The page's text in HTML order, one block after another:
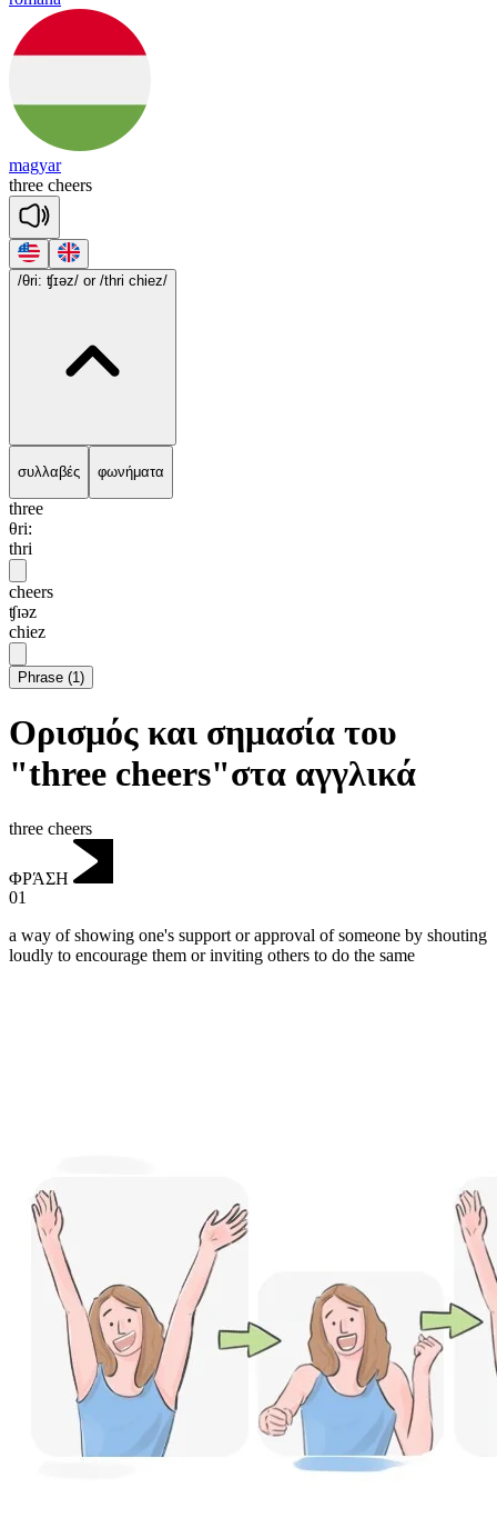
magyar
three cheers
/θri: ʧɪəz/ or /thri chiez/
συλλαβές φωνήματα
three
θri:
thri
cheers
ʧɪəz
chiez
Phrase (1)
Ορισμός και σημασία του
"three cheers"στα αγγλικά
three cheers
ΦΡΆΣΗ
01
a way of showing one's support or approval of someone by shouting
loudly to encourage them or inviting others to do the same